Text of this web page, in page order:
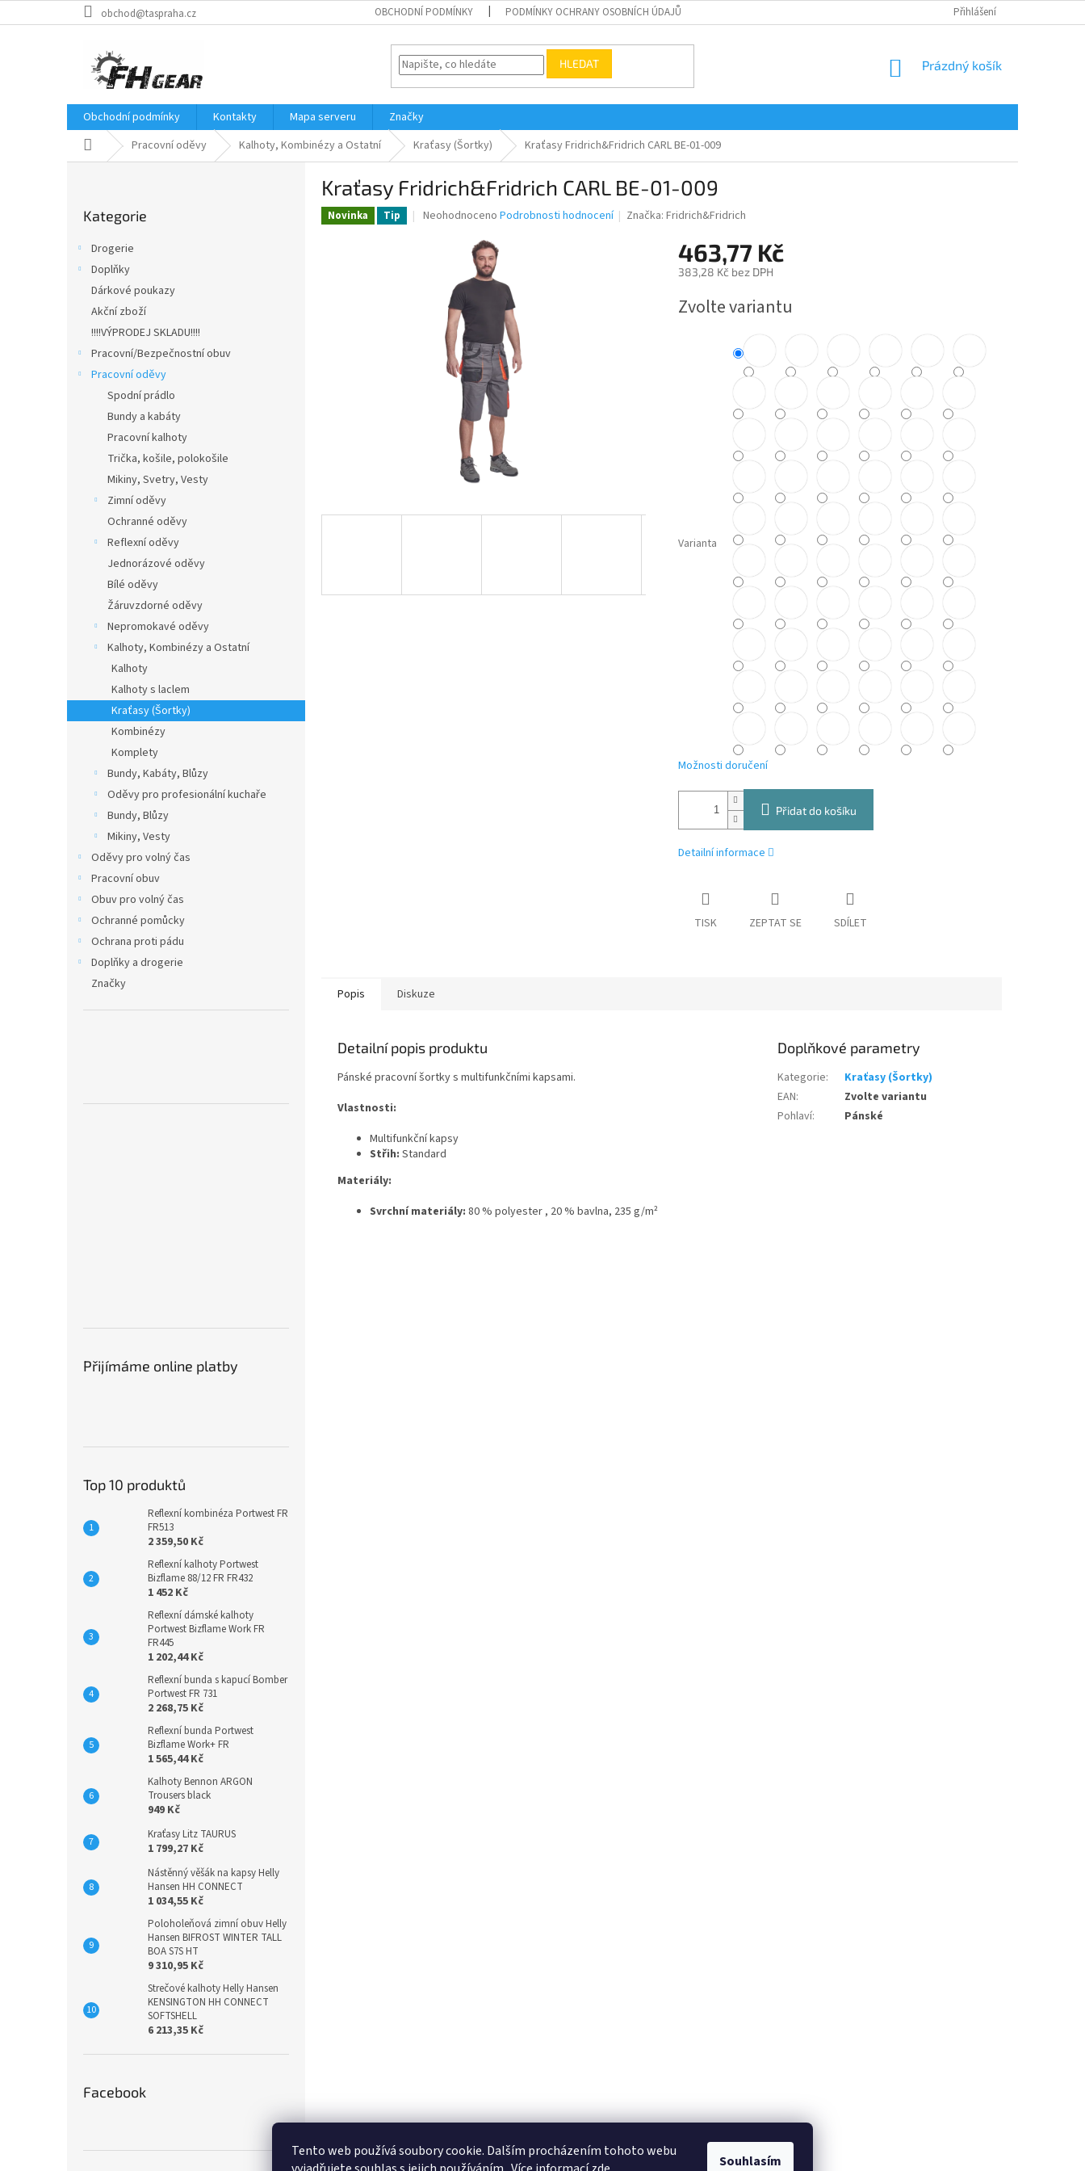
Tento web používá soubory cookie. Dalším procházením tohoto webu
Souhlasím
na
obchod@taspraha.cz OBCHODNÍ PODMÍNKY PODMÍNKY OCHRANY OSOBNÍCH ÚDAJŮ Přihlášení
HLEDAT
NÁKUPNÍ
Prázdný košík
Obchodní podmínky Kontakty Mapa serveru
Značky
Domů Pracovní oděvy Kalhoty, Kombinézy a Ostatní Kraťasy (Šortky) Kraťasy Fridrich&Fridrich CARL BE-01-009
kategorie
Kategorie
Drogerie
Doplňky
Dárkové poukazy
Akční zboží
!!!!VÝPRODEJ SKLADU!!!!
Pracovní/Bezpečnostní obuv
Pracovní oděvy
Spodní prádlo
Bundy a kabáty
Pracovní kalhoty
Trička, košile, polokošile
Mikiny, Svetry, Vesty
Zimní oděvy
Ochranné oděvy
Reflexní oděvy
Jednorázové oděvy
Bílé oděvy
Žáruvzdorné oděvy
Nepromokavé oděvy
Kalhoty, Kombinézy a Ostatní
Kalhoty
Kalhoty s laclem
Kraťasy (Šortky)
Kombinézy
Komplety
Bundy, Kabáty, Blůzy
Oděvy pro profesionální kuchaře
Bundy, Blůzy
Mikiny, Vesty
Oděvy pro volný čas
Pracovní obuv
Obuv pro volný čas
Ochranné pomůcky
Ochrana proti pádu
Doplňky a drogerie
Značky
Přijímáme online platby
Top 10 produktů
Reflexní kombinéza Portwest FR
FR513
2 359,50 Kč
Reflexní kalhoty Portwest
Bizflame 88/12 FR FR432
1 452 Kč
Reflexní dámské kalhoty
Portwest Bizflame Work FR
FR445
1 202,44 Kč
Reflexní bunda s kapucí Bomber
Portwest FR 731
2 268,75 Kč
Reflexní bunda Portwest
Bizflame Work+ FR
1 565,44 Kč
Kalhoty Bennon ARGON
Trousers black
949 Kč
Kraťasy Litz TAURUS
1 799,27 Kč
Nástěnný věšák na kapsy Helly
Hansen HH CONNECT
1 034,55 Kč
Poloholeňová zimní obuv Helly
Hansen BIFROST WINTER TALL
BOA S7S HT
9 310,95 Kč
Strečové kalhoty Helly Hansen
KENSINGTON HH CONNECT
SOFTSHELL
6 213,35 Kč
Facebook
Kraťasy Fridrich&Fridrich CARL BE-01-009
Novinka Tip
Průměrné
hvězdiček.
Neohodnoceno Podrobnosti hodnocení Značka:Fridrich&Fridrich
463,77 Kč
383,28 Kč bez DPH
cena:
Zvolte variantu
Varianta
Možnosti doručení
Přidat do košíku
Detailní informace
TISK ZEPTAT SE SDÍLET
Popis Diskuze
Detailní popis produktu
Pánské pracovní šortky s multifunkčními kapsami.
Vlastnosti:
Multifunkční kapsy
Střih: Standard
Materiály:
Svrchní materiály: 80 % polyester , 20 % bavlna, 235 g/m²
Doplňkové parametry
Kategorie:
Kraťasy (Šortky)
EAN:
Zvolte variantu
Pohlaví: Pánské